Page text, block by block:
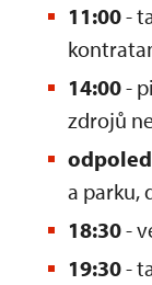
11:00-
14:00-
zdrojů
a parku,
18:30-
19:30-